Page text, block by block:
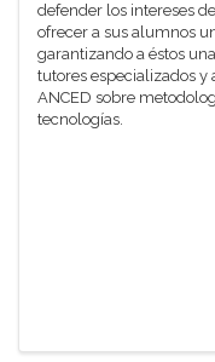
defender los intereses
ofrecer a sus alumnos
garantizando a éstos
tutores especializados y
ANCED sobre
tecnologías.